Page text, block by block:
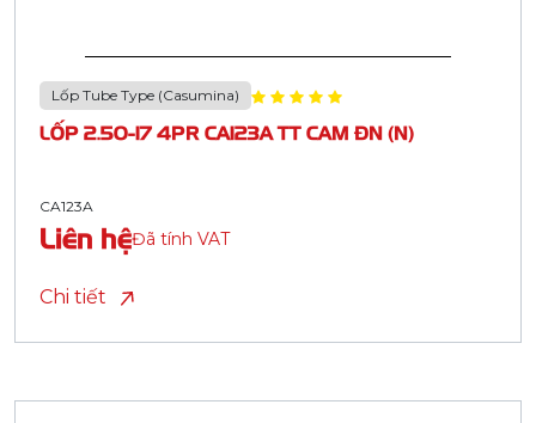
Lốp Tube Type (Casumina)
LỐP 2.50-17 4PR CA123A TT CAM ĐN (N)
CA123A
Liên hệĐã tính VAT
Chi tiết